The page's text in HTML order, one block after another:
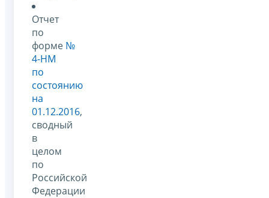
Отчет
по
форме №
4-НМ
по
состоянию
на
01.12.2016,
сводный
в
целом
по
Российской
Федерации